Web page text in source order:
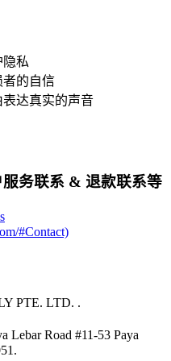
隐私
者的自信
达真实的声音
务联系 & 退款联系等
#Contact)
PTE. LTD. .
Lebar Road #11-53 Paya
.